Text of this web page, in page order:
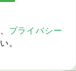
プライバシー
。